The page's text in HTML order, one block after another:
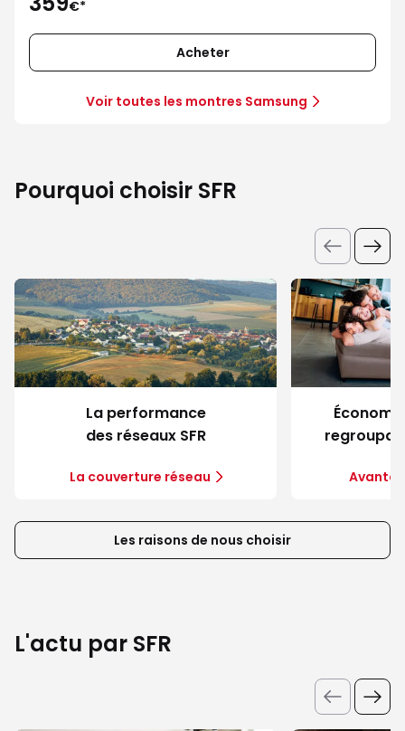
€*
Acheter
Voir toutes les montres Samsung
Pourquoi choisir SFR
La performance
des réseaux SFR
La couverture réseau
Les raisons de nous choisir
L'actu par SFR